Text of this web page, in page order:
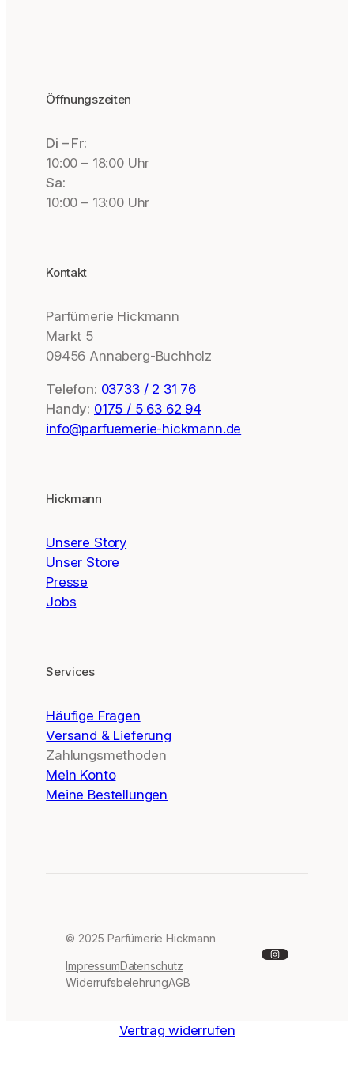
Öffnungszeiten
Di – Fr:
10:00 – 18:00 Uhr
Sa:
10:00 – 13:00 Uhr
Kontakt
Parfümerie Hickmann
Markt 5
09456 Annaberg-Buchholz
Telefon: 03733 / 2 31 76
Handy: 0175 / 5 63 62 94
info@parfuemerie-hickmann.de
Hickmann
Unsere Story
Unser Store
Presse
Jobs
Services
Häufige Fragen
Versand & Lieferung
Zahlungsmethoden
Mein Konto
Meine Bestellungen
© 2025 Parfümerie Hickmann
ImpressumDatenschutz
WiderrufsbelehrungAGB
Instagram
Vertrag widerrufen